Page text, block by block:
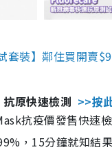
套裝】鄰住買開賣
原快速檢測 >>按
抗疫價發售快速
，15分鐘就知結